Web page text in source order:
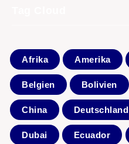
Afrika Amerika
Belgien Bolivien
China Deutschland
Dubai Ecuador